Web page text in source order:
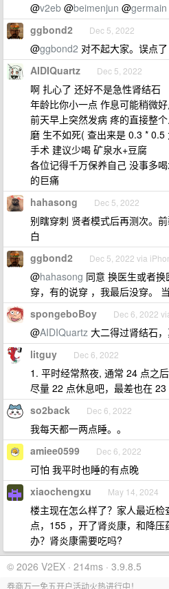
@v2eb @beimenjun @germain
ggbond2 Dec 5, 2022
@ggbond2 对不起大家。误点
AIDIQuartz Dec 5, 2022
啊 扎心了 还好不是急性肾结石
年龄比你小一点 作息可能稍微
前天早上突然发病 疼的直接整
磨 生不如死( 查出来是 0.3 *
手术 建议少喝 矿泉水+豆腐
各位记得千万保养自己 没事多
的巨痛
hahasong Dec 5, 2022
别瞎穿刺 贤者模式后再测次。
白
ggbond2 Dec 5, 2022 via
@hahasong 同意 换医生或者
穿，有的说穿 ，我最后没穿。
spongeboBoy Dec 6, 2022
@AIDIQuartz 大二得过肾结石，
litguy Dec 6, 2022
1. 平时经常熬夜, 通常 24 点之
尽量 22 点休息吧，最差也在
so2back Dec 6, 2022
我每天都一两点睡。。
amiee0599 Dec 6, 2022
可怕 我平时也睡的有点晚
xiaochengxu May 14, 2024
楼主现在怎么样了？家人最近
点，155 ，开了肾炎康，和降
办？肾炎康需要吃吗?
© 2026 V2EX · 214ms · 3.9.8.5
券商万一免五开户活动火热进行中！